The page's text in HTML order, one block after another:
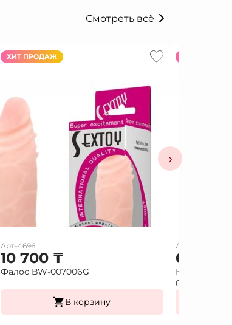
Смотреть всё
ХИТ ПРОДАЖ
Арт-4696
10 700 ₸
Фалос BW-007006G
В корзину
Арт-7897
6 000
Насадка
026213
›